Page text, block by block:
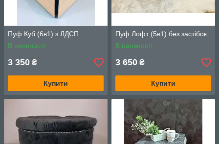
Пуф Куб (6в1) з ЛДСП
В наявності
3 350 ₴
Купити
Пуф Лофт (5в1) без застібок
В наявності
3 650 ₴
Купити